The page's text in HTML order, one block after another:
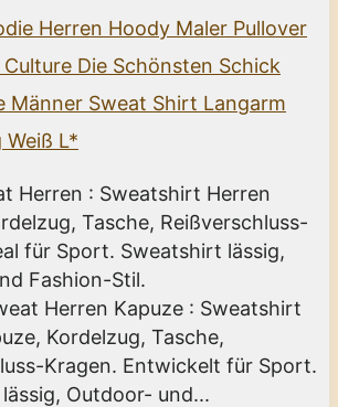
Herren Hoody Maler Pullover
Die Schönsten Schick
Männer Sweat Shirt Langarm
Weiß L*
Herren : Sweatshirt Herren
Tasche, Reißverschluss-
für Sport. Sweatshirt lässig,
Fashion-Stil.
Herren Kapuze : Sweatshirt
Kordelzug, Tasche,
Kragen. Entwickelt für Sport.
Outdoor- und...